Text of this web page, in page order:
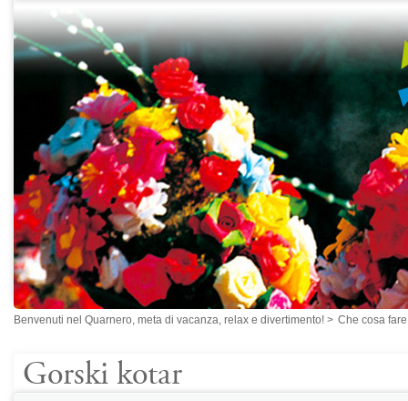
Benvenuti nel Quarnero, meta di vacanza, relax e divertimento! > Che cosa fare
Gorski kotar